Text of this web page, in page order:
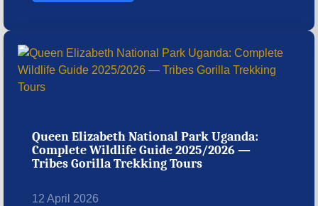
Queen Elizabeth National Park Uganda:
Complete Wildlife Guide 2025/2026 —
Tribes Gorilla Trekking Tours
12 April 2026